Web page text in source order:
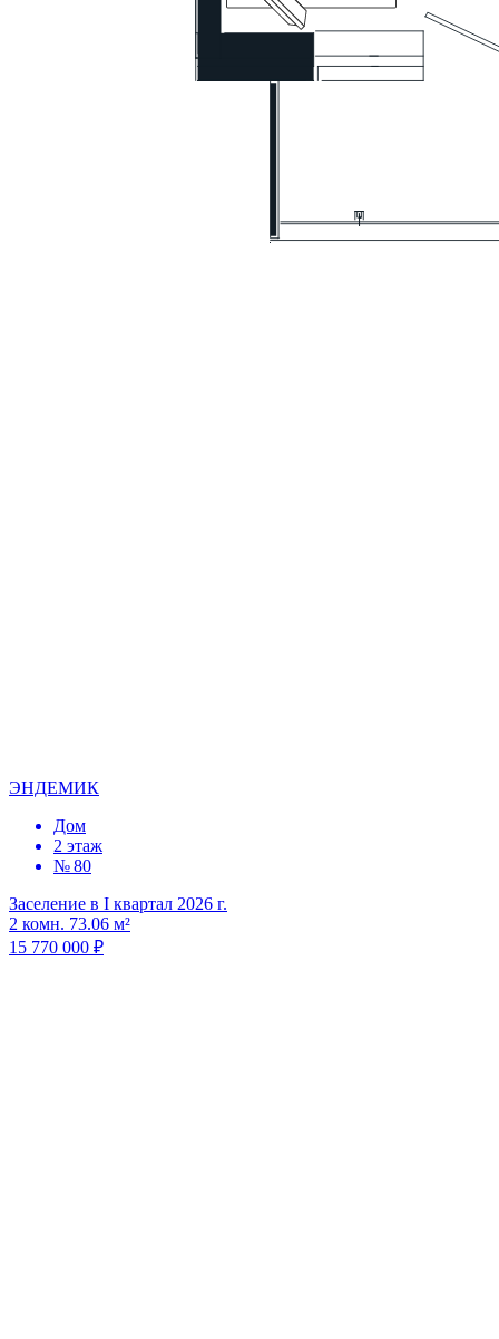
ЭНДЕМИК
Дом
2 этаж
№ 80
Заселение в I квартал 2026 г.
2 комн. 73.06 м²
15 770 000 ₽